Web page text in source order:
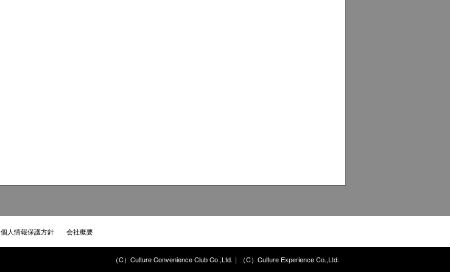
個人情報保護方針 会社概要
（C）Culture Convenience Club Co.,Ltd.｜（C）Culture Experience Co.,Ltd.